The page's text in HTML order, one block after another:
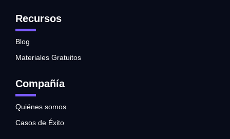
Recursos
Blog
Materiales Gratuitos
Compañía
Quiénes somos
Casos de Éxito